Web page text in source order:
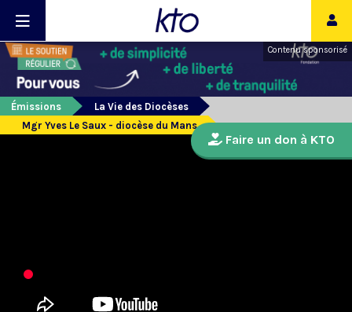
Contenu sponsorisé
Émissions
La Vie des Diocèses
Mgr Yves Le Saux - diocèse du Mans
Faire un don à KTO